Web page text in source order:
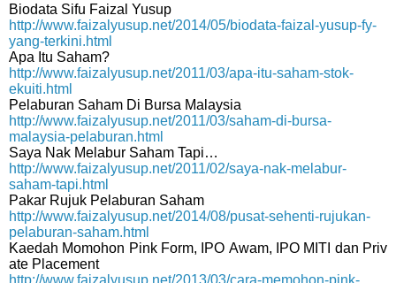
Biodata Sifu Faizal Yusup
http://www.faizalyusup.net/2014/05/biodata-faizal-yusup-fy-
yang-terkini.html
Apa Itu Saham?
http://www.faizalyusup.net/2011/03/apa-itu-saham-stok-
ekuiti.html
Pelaburan Saham Di Bursa Malaysia
http://www.faizalyusup.net/2011/03/saham-di-bursa-
malaysia-pelaburan.html
Saya Nak Melabur Saham Tapi…
http://www.faizalyusup.net/2011/02/saya-nak-melabur-
saham-tapi.html
Pakar Rujuk Pelaburan Saham
http://www.faizalyusup.net/2014/08/pusat-sehenti-rujukan-
pelaburan-saham.html
Kaedah Momohon Pink Form, IPO Awam, IPO MITI dan Priv
ate Placement
http://www.faizalyusup.net/2013/03/cara-memohon-pink-